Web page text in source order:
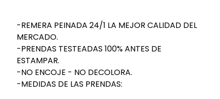
-REMERA PEINADA 24/1 LA MEJOR CALIDAD DEL
MERCADO.
-PRENDAS TESTEADAS 100% ANTES DE
ESTAMPAR.
-NO ENCOJE - NO DECOLORA.
-MEDIDAS DE LAS PRENDAS: